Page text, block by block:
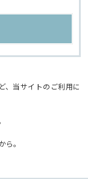
、当サイトのご利用に
。